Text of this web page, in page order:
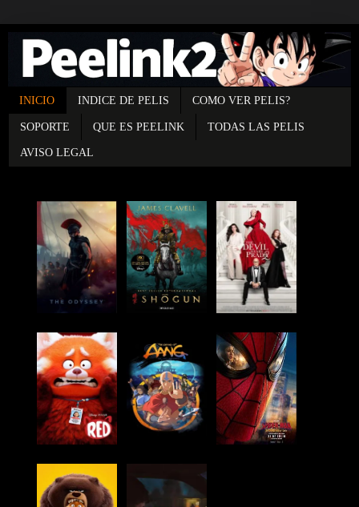
INICIO INDICE DE PELIS COMO VER PELIS?
SOPORTE QUE ES PEELINK TODAS LAS PELIS
AVISO LEGAL